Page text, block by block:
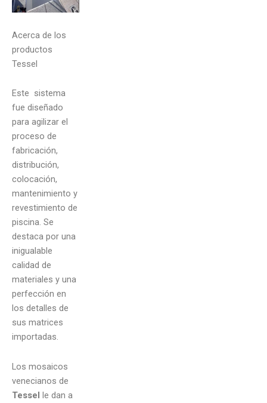
Acerca de los
productos
Tessel
Este sistema
fue diseñado
para agilizar el
proceso de
fabricación,
distribución,
colocación,
mantenimiento y
revestimiento de
piscina. Se
destaca por una
inigualable
calidad de
materiales y una
perfección en
los detalles de
sus matrices
importadas.
Los mosaicos
venecianos de
Tessel le dan a